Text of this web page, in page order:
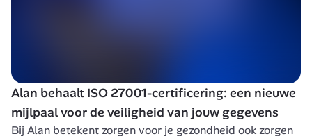
Alan behaalt ISO 27001-certificering: een nieuwe
mijlpaal voor de veiligheid van jouw gegevens
Bij Alan betekent zorgen voor je gezondheid ook zorgen